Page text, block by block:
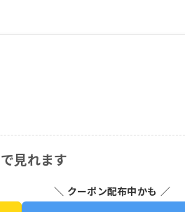
見れます
＼ クーポン配布中かも ／